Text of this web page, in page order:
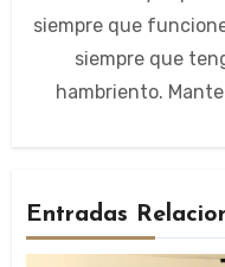
siempre que
siempre que
hambriento.
Entradas